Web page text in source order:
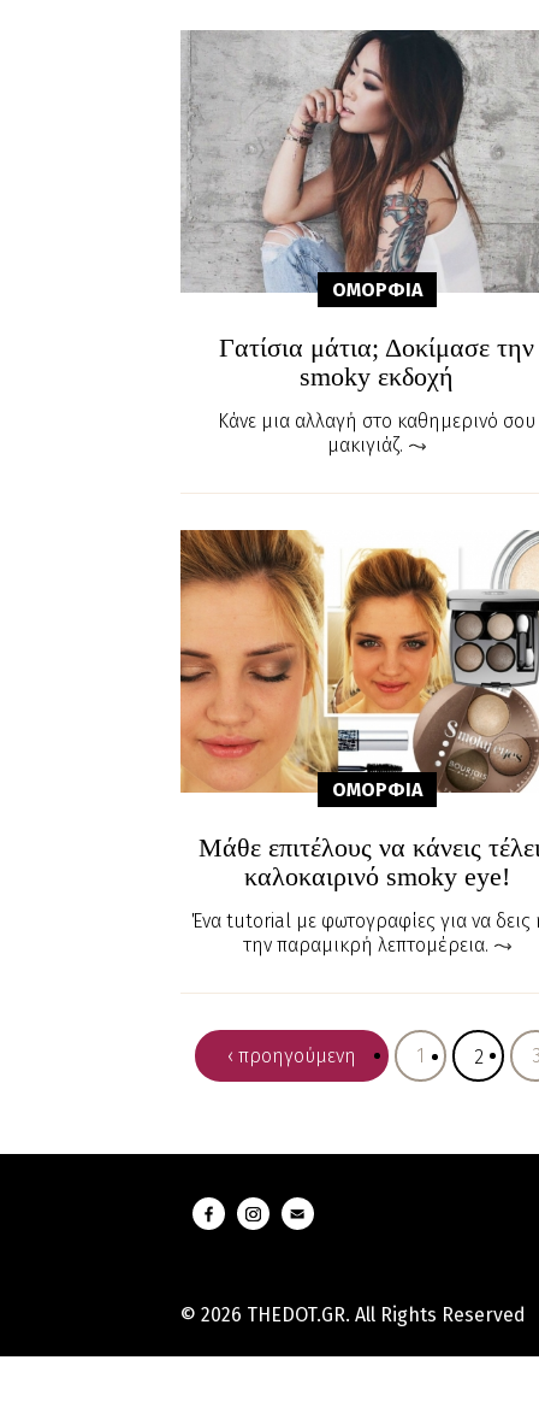
ΟΜΟΡΦΙA
Γατίσια μάτια; Δοκίμασε την
smoky εκδοχή
Κάνε μια αλλαγή στο καθημερινό σου
μακιγιάζ.
ΟΜΟΡΦΙA
Μάθε επιτέλους να κάνεις
καλοκαιρινό smoky eye!
Ένα tutorial με φωτογραφίες για να δεις
την παραμικρή λεπτομέρεια.
‹ προηγούμενη 1 2
© 2026 THEDOT.GR. All Rights Reserved